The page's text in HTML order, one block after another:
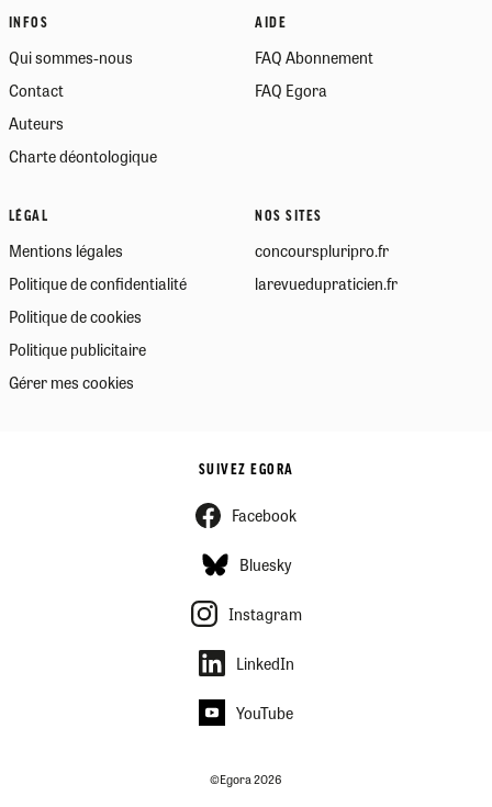
INFOS
Qui sommes-nous
Contact
Auteurs
Charte déontologique
AIDE
FAQ Abonnement
FAQ Egora
LÉGAL
Mentions légales
Politique de confidentialité
Politique de cookies
Politique publicitaire
Gérer mes cookies
NOS SITES
concourspluripro.fr
larevuedupraticien.fr
SUIVEZ EGORA
Facebook
Bluesky
Instagram
LinkedIn
YouTube
©Egora 2026